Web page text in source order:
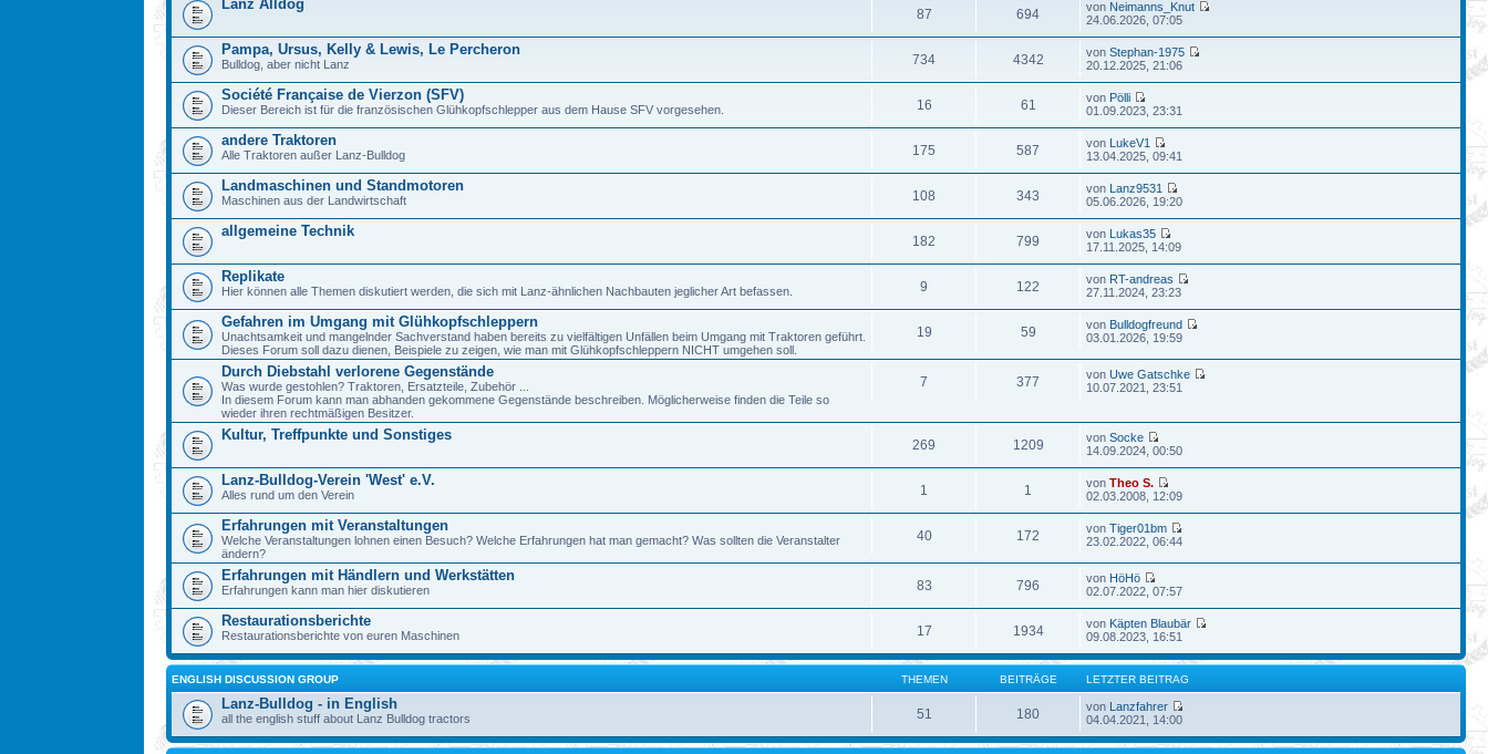
Lanz Alldog
87 694 von Neimanns_Knut
24.06.2026, 07:05
Pampa, Ursus, Kelly & Lewis, Le Percheron
Bulldog, aber nicht Lanz 734 4342 vonStephan-1975
20.12.2025, 21:06
Société Française de Vierzon (SFV)
Dieser Bereich ist für die französischen Glühkopfschlepper aus dem Hause SFV vorgesehen. 16 61 von Pölli
01.09.2023, 23:31
andere Traktoren
Alle Traktoren außer Lanz-Bulldog 175 587 von LukeV1
13.04.2025, 09:41
Landmaschinen und Standmotoren
Maschinen aus der Landwirtschaft 108 343 von Lanz9531
05.06.2026, 19:20
allgemeine Technik
182 799 von Lukas35
17.11.2025, 14:09
Replikate
Hier können alle Themen diskutiert werden, die sich mit Lanz-ähnlichen Nachbauten jeglicher Art befassen. 9 122 von RT-andreas
27.11.2024, 23:23
Gefahren im Umgang mit Glühkopfschleppern
Unachtsamkeit und mangelnder Sachverstand haben bereits zu vielfältigen Unfällen beim Umgang mit Traktoren geführt.
Dieses Forum soll dazu dienen, Beispiele zu zeigen, wie man mit Glühkopfschleppern NICHT umgehen soll.
19 59 von Bulldogfreund
03.01.2026, 19:59
Durch Diebstahl verlorene Gegenstände
Was wurde gestohlen? Traktoren, Ersatzteile, Zubehör ...
In diesem Forum kann man abhanden gekommene Gegenstände beschreiben. Möglicherweise finden die Teile so
wieder ihren rechtmäßigen Besitzer.
7 377 vonUwe Gatschke
10.07.2021, 23:51
Kultur, Treffpunkte und Sonstiges
269 1209 vonSocke
14.09.2024, 00:50
Lanz-Bulldog-Verein 'West' e.V.
Alles rund um den Verein 1 1 vonTheo S.
02.03.2008, 12:09
Erfahrungen mit Veranstaltungen
Welche Veranstaltungen lohnen einen Besuch? Welche Erfahrungen hat man gemacht? Was sollten die Veranstalter
ändern?
40 172 vonTiger01bm
23.02.2022, 06:44
Erfahrungen mit Händlern und Werkstätten
Erfahrungen kann man hier diskutieren 83 796 von HöHö
02.07.2022, 07:57
Restaurationsberichte
Restaurationsberichte von euren Maschinen 17 1934 von Käpten Blaubär
09.08.2023, 16:51
ENGLISH DISCUSSION GROUP THEMEN BEITRÄGE LETZTER BEITRAG
Lanz-Bulldog - in English
all the english stuff about Lanz Bulldog tractors 51 180 von Lanzfahrer
04.04.2021, 14:00